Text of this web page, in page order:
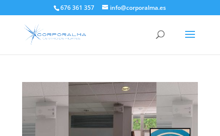
676 361 357 info@corporalma.es